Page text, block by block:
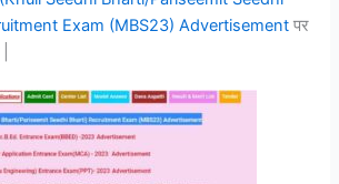
Exam (MBS23) Advertisement पर